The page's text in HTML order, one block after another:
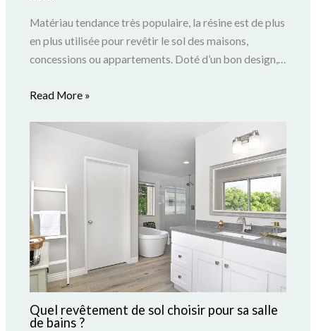
Matériau tendance très populaire, la résine est de plus
en plus utilisée pour revêtir le sol des maisons,
concessions ou appartements. Doté d’un bon design,…
Read More »
Quel revêtement de sol choisir pour sa salle
de bains ?